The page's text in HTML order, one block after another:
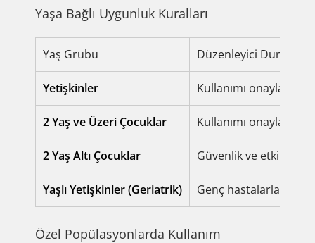
Yaşa Bağlı Uygunluk Kuralları
Yaş Grubu Düzenleyici Durum
Yetişkinler Kullanımı
2 Yaş ve Üzeri Çocuklar Kullanımı
2 Yaş Altı Çocuklar Güvenlik ve etkililik
Yaşlı Yetişkinler (Geriatrik) Genç hastalarla
Özel Popülasyonlarda Kullanım